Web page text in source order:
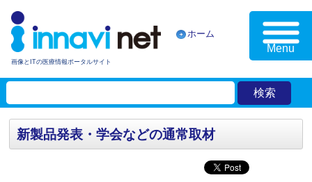
画像とITの医療情報ポータルサイト
ホーム
Menu
新製品発表・学会などの通常取材